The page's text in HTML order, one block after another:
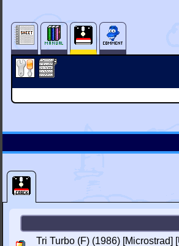
Tri Turbo (F) (1986) [Microstrad]